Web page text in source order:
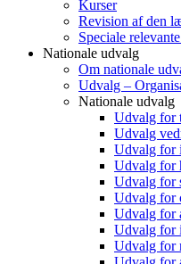
Kurser
Revision af den
Speciale
Nationale udvalg
Om nationale
Udvalg –
Nationale udvalg
Udvalg for
Udvalg
Udvalg for
Udvalg for
Udvalg for
Udvalg for
Udvalg for
Udvalg for
Udvalg for